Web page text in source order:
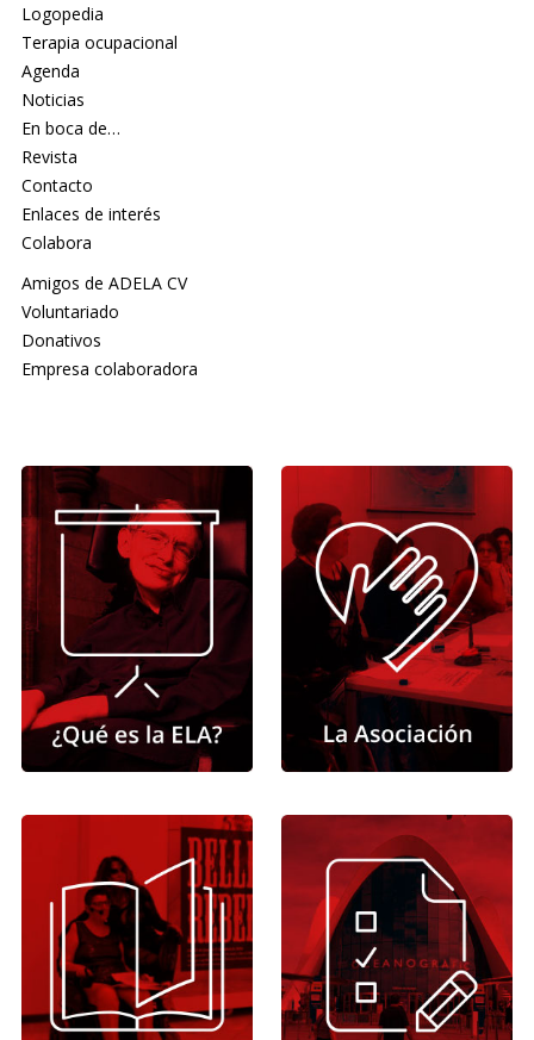
Logopedia
Terapia ocupacional
Agenda
Noticias
En boca de…
Revista
Contacto
Enlaces de interés
Colabora
Amigos de ADELA CV
Voluntariado
Donativos
Empresa colaboradora